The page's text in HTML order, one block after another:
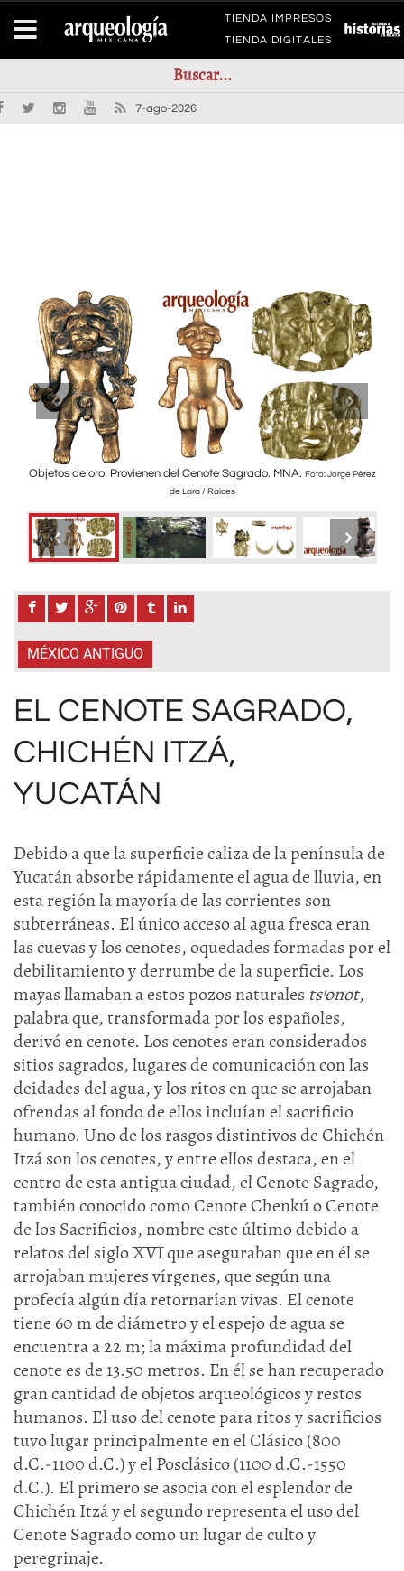
TIENDA IMPRESOS
TIENDA DIGITALES
7-ago-2026
Objetos de oro. Provienen del Cenote Sagrado. MNA. Foto: Jorge Pérez
de Lara / Raíces
MÉXICO ANTIGUO
EL CENOTE SAGRADO,
CHICHÉN ITZÁ,
YUCATÁN
Debido a que la superficie caliza de la península de
Yucatán absorbe rápidamente el agua de lluvia, en
esta región la mayoría de las corrientes son
subterráneas. El único acceso al agua fresca eran
las cuevas y los cenotes, oquedades formadas por el
debilitamiento y derrumbe de la superficie. Los
mayas llamaban a estos pozos naturales ts’onot,
palabra que, transformada por los españoles,
derivó en cenote. Los cenotes eran considerados
sitios sagrados, lugares de comunicación con las
deidades del agua, y los ritos en que se arrojaban
ofrendas al fondo de ellos incluían el sacrificio
humano. Uno de los rasgos distintivos de Chichén
Itzá son los cenotes, y entre ellos destaca, en el
centro de esta antigua ciudad, el Cenote Sagrado,
también conocido como Cenote Chenkú o Cenote
de los Sacrificios, nombre este último debido a
relatos del siglo XVI que aseguraban que en él se
arrojaban mujeres vírgenes, que según una
profecía algún día retornarían vivas. El cenote
tiene 60 m de diámetro y el espejo de agua se
encuentra a 22 m; la máxima profundidad del
cenote es de 13.50 metros. En él se han recuperado
gran cantidad de objetos arqueológicos y restos
humanos. El uso del cenote para ritos y sacrificios
tuvo lugar principalmente en el Clásico (800
d.C.-1100 d.C.) y el Posclásico (1100 d.C.-1550
d.C.). El primero se asocia con el esplendor de
Chichén Itzá y el segundo representa el uso del
Cenote Sagrado como un lugar de culto y
peregrinaje.